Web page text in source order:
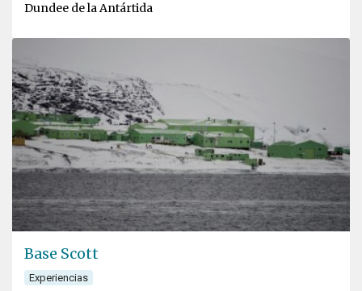
Dundee de la Antártida
Base Scott
Experiencias